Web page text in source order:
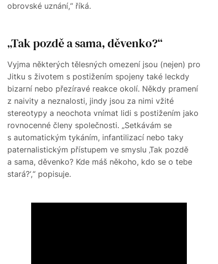
obrovské uznání,“ říká.
„Tak pozdě a sama, děvenko?“
Vyjma některých tělesných omezení jsou (nejen) pro
Jitku s životem s postižením spojeny také leckdy
bizarní nebo přezíravé reakce okolí. Někdy pramení
z naivity a neznalosti, jindy jsou za nimi vžité
stereotypy a neochota vnímat lidi s postižením jako
rovnocenné členy společnosti. „Setkávám se
s automatickým tykáním, infantilizací nebo taky
paternalistickým přístupem ve smyslu ‚Tak pozdě
a sama, děvenko? Kde máš někoho, kdo se o tebe
stará?‘,“ popisuje.